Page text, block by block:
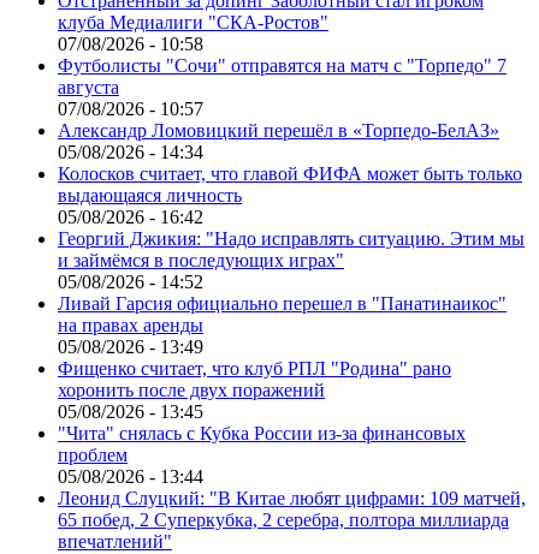
клуба Медиалиги "СКА-Ростов"
07/08/2026 - 10:58
Футболисты "Сочи" отправятся на матч с "Торпедо" 7
августа
07/08/2026 - 10:57
Александр Ломовицкий перешёл в «Торпедо-БелАЗ»
05/08/2026 - 14:34
Колосков считает, что главой ФИФА может быть только
выдающаяся личность
05/08/2026 - 16:42
Георгий Джикия: "Надо исправлять ситуацию. Этим мы
и займёмся в последующих играх"
05/08/2026 - 14:52
Ливай Гарсия официально перешел в "Панатинаикос"
на правах аренды
05/08/2026 - 13:49
Фищенко считает, что клуб РПЛ "Родина" рано
хоронить после двух поражений
05/08/2026 - 13:45
"Чита" снялась с Кубка России из-за финансовых
проблем
05/08/2026 - 13:44
Леонид Слуцкий: "В Китае любят цифрами: 109 матчей,
65 побед, 2 Суперкубка, 2 серебра, полтора миллиарда
впечатлений"